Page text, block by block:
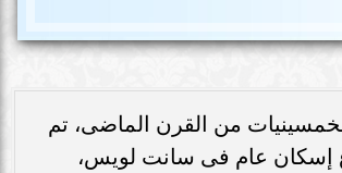
من القرن الماضى، تم
إسكان عام فى سانت لويس،